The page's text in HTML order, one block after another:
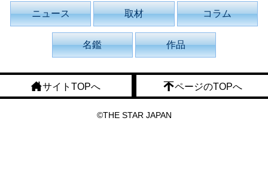
ニュース 取材 コラム
名鑑 作品
サイトTOPへ ページのTOPへ
©THE STAR JAPAN